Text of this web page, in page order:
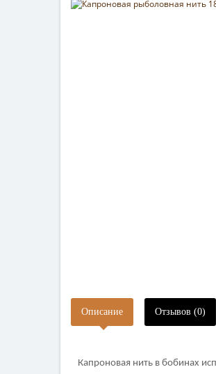
Описание Отзывов (0)
Капроновая нить в бобинах